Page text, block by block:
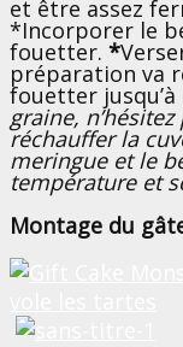
et être assez
*Incorporer le
fouetter. *
préparation va
fouetter
graine,
réchauffer la
meringue et le
température et
Montage du